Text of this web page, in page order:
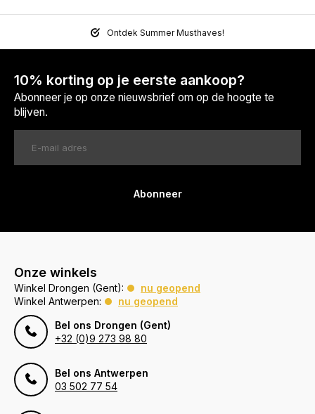
Ontdek Summer Musthaves!
10% korting op je eerste aankoop?
Abonneer je op onze nieuwsbrief om op de hoogte te
blijven.
Abonneer
Onze winkels
Winkel Drongen (Gent):
nu geopend
Winkel Antwerpen:
nu geopend
Bel ons Drongen (Gent)
+32 (0)9 273 98 80
Bel ons Antwerpen
03 502 77 54